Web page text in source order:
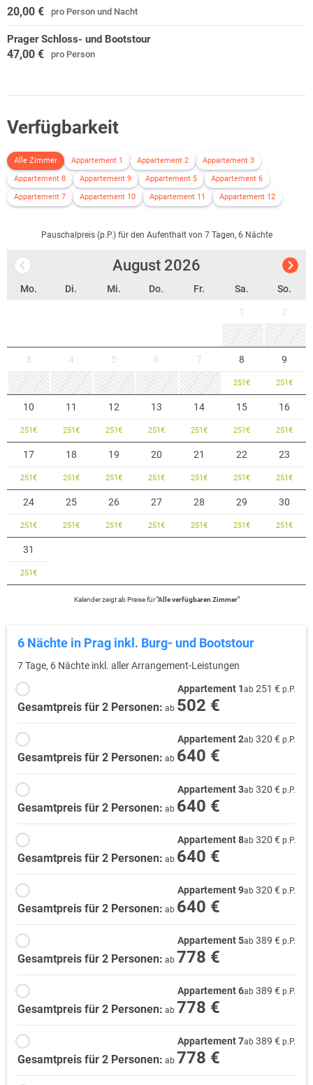
20,00 € pro Person und Nacht
Prager Schloss- und Bootstour
47,00 € pro Person
Verfügbarkeit
Alle Zimmer Appartement 1 Appartement 2
Appartement 3
Appartement 8
Appartement 9 Appartement 5
Appartement 6
Appartement 7
Appartement 10 Appartement 11 Appartement 12
Pauschalpreis (p.P.) für den Aufenthalt von 7 Tagen, 6 Nächte
August 2026
Mo. Di. Mi. Do. Fr. Sa. So.
1 2
3 4 5 6 7 8
251€
9
251€
10
251 €
11
251 €
12
251 €
13
251 €
14
251€
15
251€
16
251€
17
251 €
18
251 €
19
251 €
20
251 €
21
251€
22
251€
23
251€
24
251 €
25
251 €
26
251 €
27
251 €
28
251€
29
251€
30
251€
31
251 €
Kalender zeigtab Preise für"Alle verfügbaren Zimmer"
6 Nächte in Prag inkl. Burg- und Bootstour
7 Tage, 6 Nächte inkl. aller Arrangement-Leistungen
Appartement 1ab 251 € p.P.
Gesamtpreis für 2 Personen: ab 502 €
Appartement 2ab 320 € p.P.
Gesamtpreis für 2 Personen: ab 640 €
Appartement 3ab 320 € p.P.
Gesamtpreis für 2 Personen: ab 640 €
Appartement 8ab 320 € p.P.
Gesamtpreis für 2 Personen: ab 640 €
Appartement 9ab 320 € p.P.
Gesamtpreis für 2 Personen: ab 640 €
Appartement 5ab 389 € p.P.
Gesamtpreis für 2 Personen: ab 778 €
Appartement 6ab 389 € p.P.
Gesamtpreis für 2 Personen: ab 778 €
Appartement 7ab 389 € p.P.
Gesamtpreis für 2 Personen: ab 778 €